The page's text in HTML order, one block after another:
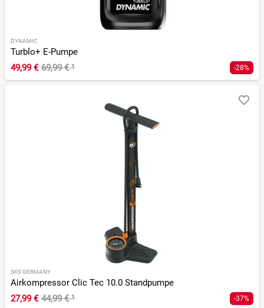
DYNAMIC
Turblo+ E-Pumpe
49,99 € 69,99 €¹ -28%
SKS GERMANY
Airkompressor Clic Tec 10.0 Standpumpe
27,99 € 44,99 €¹ -37%